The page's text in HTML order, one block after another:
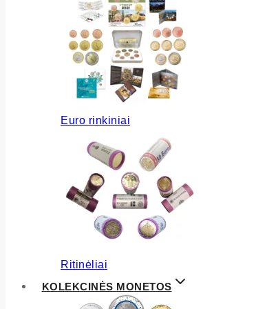
Euro rinkiniai
Ritinėliai
KOLEKCINĖS MONETOS